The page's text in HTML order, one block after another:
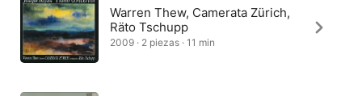
Warren Thew, Camerata Zürich,
Räto Tschupp
2009 · 2 piezas · 11 min